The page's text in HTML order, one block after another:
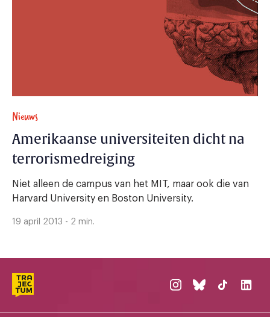
Nieuws
Amerikaanse universiteiten dicht na
terrorismedreiging
Niet alleen de campus van het MIT, maar ook die van
Harvard University en Boston University.
19 april 2013 - 2 min.